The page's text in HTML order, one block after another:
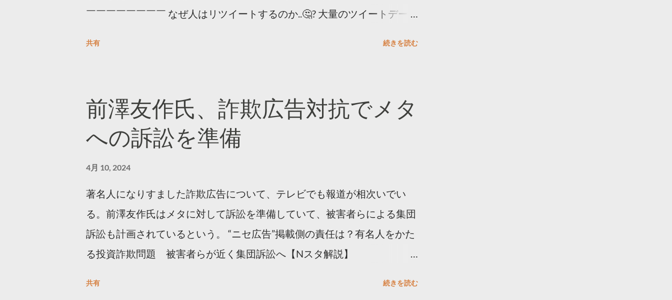
￣￣￣￣￣￣￣￣ なぜ人はリツイートするのか..🤔? 大量のツイートデータ
https://marketing.twitter.com/ja/insights/kakusan
共有 続きを読む
前澤友作氏、詐欺広告対抗でメタ
への訴訟を準備
4月 10, 2024
著名人になりすました詐欺広告について、テレビでも報道が相次いでい
る。前澤友作氏はメタに対して訴訟を準備していて、被害者らによる集団
訴訟も計画されているという。 “ニセ広告”掲載側の責任は？有名人をかた
る投資詐欺問題 被害者らが近く集団訴訟へ【Nスタ解説】
共有 続きを読む